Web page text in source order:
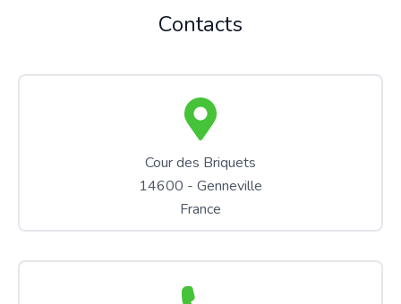
Contacts
Cour des Briquets
14600 - Genneville
France